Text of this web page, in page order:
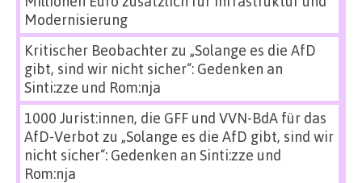
Modernisierung
Kritischer Beobachterzu „Solange es die AfD
gibt, sind wir nicht sicher“: Gedenken an
Sinti:zze und Rom:nja
1000 Jurist:innen, die GFF und VVN-BdA für das
AfD-Verbot zu „Solange es die AfD gibt, sind wir
nicht sicher“: Gedenken an Sinti:zze und
Rom:nja